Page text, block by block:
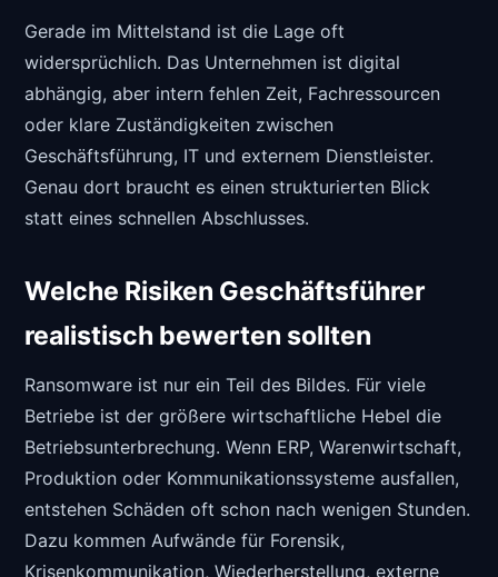
Gerade im Mittelstand ist die Lage oft
widersprüchlich. Das Unternehmen ist digital
abhängig, aber intern fehlen Zeit, Fachressourcen
oder klare Zuständigkeiten zwischen
Geschäftsführung, IT und externem Dienstleister.
Genau dort braucht es einen strukturierten Blick
statt eines schnellen Abschlusses.
Welche Risiken Geschäftsführer
realistisch bewerten sollten
Ransomware ist nur ein Teil des Bildes. Für viele
Betriebe ist der größere wirtschaftliche Hebel die
Betriebsunterbrechung. Wenn ERP, Warenwirtschaft,
Produktion oder Kommunikationssysteme ausfallen,
entstehen Schäden oft schon nach wenigen Stunden.
Dazu kommen Aufwände für Forensik,
Krisenkommunikation, Wiederherstellung, externe